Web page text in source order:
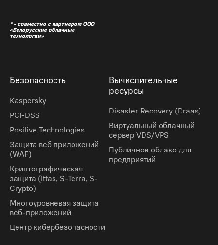
* - совместно с партнером ООО
«Белорусские облачные
технологии»
Безопасность
Kaspersky
PCI-DSS
Positive Technologies
Защита веб приложений
(WAF)
Криптографическая
защита (Ittas, S-Terra, S-
Crypto)
Многоуровневая защита
веб-приложений
Центр кибербезопасности
Вычислительные
ресурсы
Disaster Recovery (Draas)
Виртуальный облачный
сервер VDS/VPS
Публичное облако для
предприятий